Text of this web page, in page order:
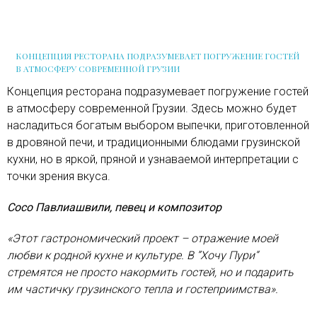
КОНЦЕПЦИЯ РЕСТОРАНА ПОДРАЗУМЕВАЕТ ПОГРУЖЕНИЕ ГОСТЕЙ
В АТМОСФЕРУ СОВРЕМЕННОЙ ГРУЗИИ
Концепция ресторана подразумевает погружение гостей
в атмосферу современной Грузии. Здесь можно будет
насладиться богатым выбором выпечки, приготовленной
в дровяной печи, и традиционными блюдами грузинской
кухни, но в яркой, пряной и узнаваемой интерпретации с
точки зрения вкуса.
Сосо Павлиашвили, певец и композитор
«Этот гастрономический проект – отражение моей
любви к родной кухне и культуре. В ”Хочу Пури“
стремятся не просто накормить гостей, но и подарить
им частичку грузинского тепла и гостеприимства».